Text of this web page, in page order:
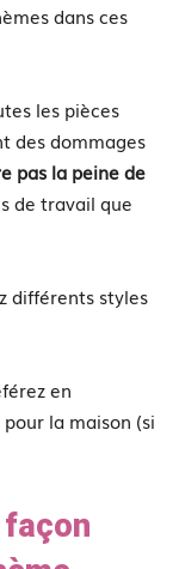
dans ces
les pièces
des dommages
pas la peine de
de travail que
différents styles
en
la maison (si